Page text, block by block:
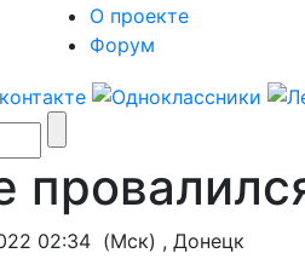
О проекте
Форум
02:34 (Мск) , Донецк